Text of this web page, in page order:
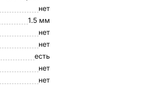
нет
1.5 мм
нет
нет
есть
нет
нет